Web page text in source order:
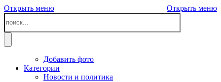
Открыть меню Открыть меню
Добавить фото
Категории
Новости и политика